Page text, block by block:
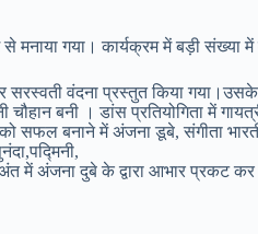
से मनाया गया। कार्यक्रम में बड़ी
सरस्वती वंदना प्रस्तुत किया
बनी । डांस प्रतियोगिता में
बनाने में अंजना डूबे, संगीता
में अंजना दुबे के द्वारा आभार प्रकट